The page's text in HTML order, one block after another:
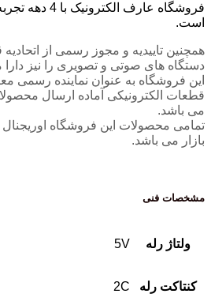
فروشگاه عارف
است.
همچنین تاییدیه و مجوز رسمی از
دستگاه های صوتی و تصویری را نیز
این فروشگاه به عنوان نماینده رسمی
قطعات الکترونیکی آماده ارسال
می باشد.
تمامی محصولات این فروشگاه
بازار می باشد.
مشخصات فنی
ولتاژ رله 5V
کنتاکت رله 2C